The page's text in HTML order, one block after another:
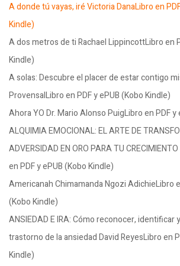
A donde tú vayas, iré Victoria DanaLibro en
Kindle)
A dos metros de ti Rachael LippincottLibro en
Kindle)
A solas: Descubre el placer de estar contigo
ProvensalLibro en PDF y ePUB (Kobo Kindle)
Ahora YO Dr. Mario Alonso PuigLibro en PDF y
ALQUIMIA EMOCIONAL: EL ARTE DE
ADVERSIDAD EN ORO PARA TU
en PDF y ePUB (Kobo Kindle)
Americanah Chimamanda Ngozi AdichieLibro
(Kobo Kindle)
ANSIEDAD E IRA: Cómo reconocer, identificar
trastorno de la ansiedad David ReyesLibro en
Kindle)